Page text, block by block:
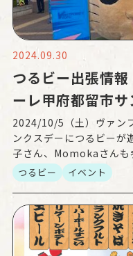
2024.09.30
つるビー出張情
ーレ甲府都留市
2024/10/5（土）ヴァン
ンクスデーにつるビーが
子さん、Momokaさんも
上げます！ 皆さんのご
つるビー イベント